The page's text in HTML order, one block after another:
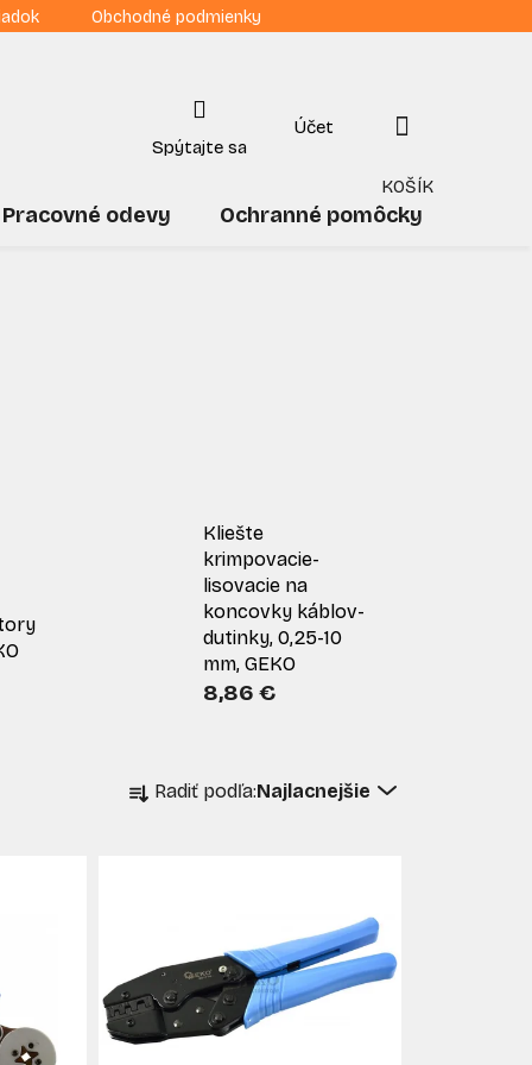
Obchodné podmienky
NÁKUPNÝ
KOŠÍK
Pracovné odevy Ochranné pomôcky
Kliešte
krimpovacie-
lisovacie na
koncovky káblov-
dutinky, 0,25-10
mm, GEKO
8,86 €
a
p
r
o
Radiť podľa:Najlacnejšie